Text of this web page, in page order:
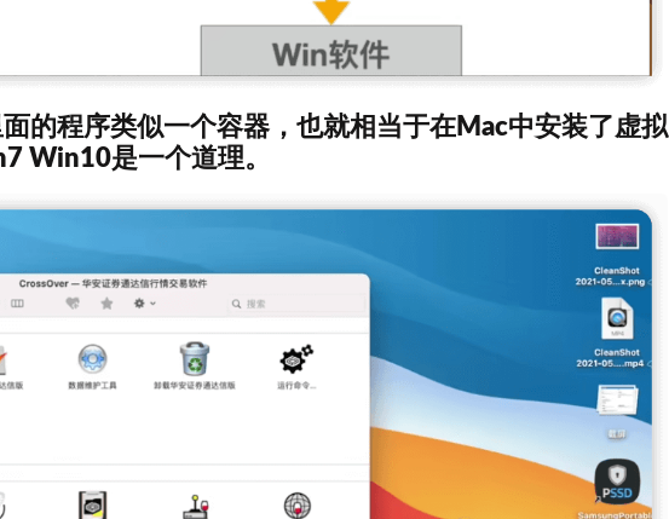
的程序类似一个容器，也就相当于在Mac中安装了虚拟
Win10是一个道理。